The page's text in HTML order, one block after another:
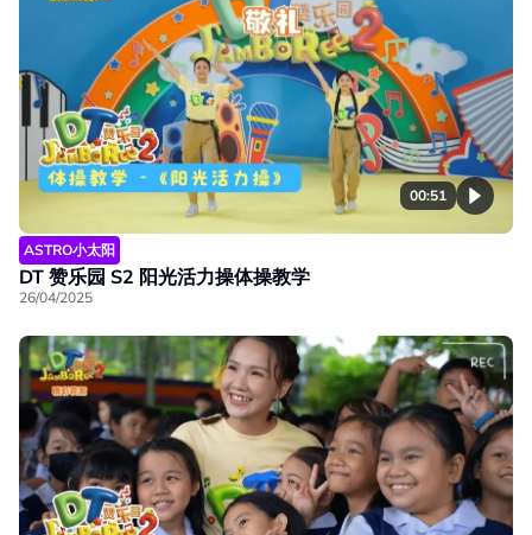
00:51
ASTRO小太阳
DT 赞乐园 S2 阳光活力操体操教学
26/04/2025